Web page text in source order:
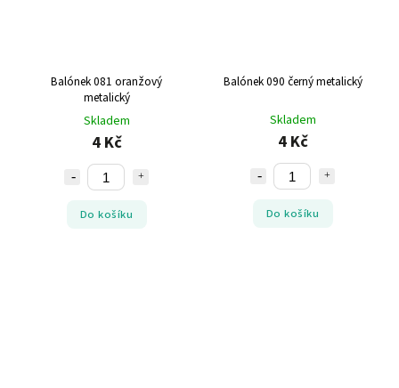
Balónek 081 oranžový
metalický
Skladem
4 Kč
Do košíku
Balónek 090 černý metalický
Skladem
4 Kč
Do košíku